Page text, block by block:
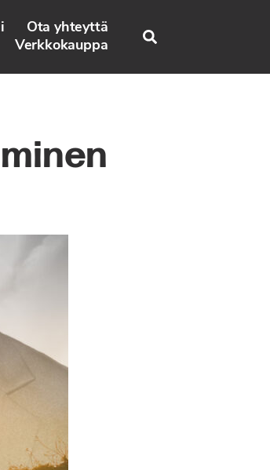
Ota yhteyttä
Verkkokauppa
Search